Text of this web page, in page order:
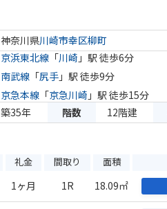
神奈川県川崎市幸区柳町
京浜東北線 「川崎 」駅 徒歩6分
南武線 「尻手 」駅 徒歩9分
京急本線 「京急川崎 」駅 徒歩15分
築35年 階数 12階建
礼金 間取り 面積
1ヶ月 1R 18.09㎡